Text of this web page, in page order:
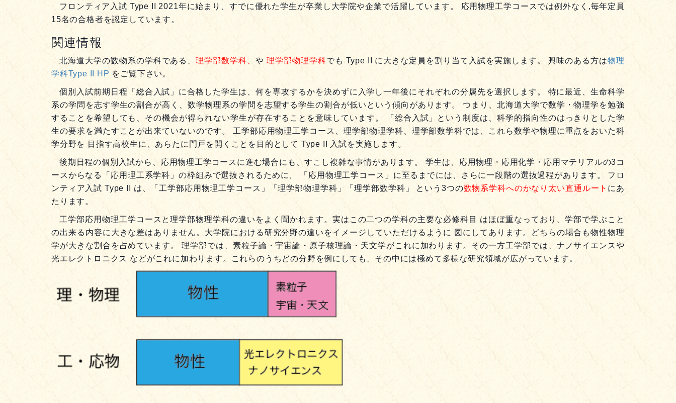
フロンティア入試 Type II 2021年に始まり、すでに優れた学生が卒業し大学院や企業で活躍しています。 応用物理工学コースでは例外なく,毎年定員
15名の合格者を認定しています。
関連情報
北海道大学の数物系の学科である、理学部数学科、や 理学部物理学科でも Type II に大きな定員を割り当て入試を実施します。 興味のある方は物理
学科Type II HP をご覧下さい。
個別入試前期日程「総合入試」に合格した学生は、何を専攻するかを決めずに入学し一年後にそれぞれの分属先を選択します。 特に最近、生命科学
系の学問を志す学生の割合が高く、数学物理系の学問を志望する学生の割合が低いという傾向があります。 つまり、北海道大学で数学・物理学を勉強
することを希望しても、その機会が得られない学生が存在することを意味しています。 「総合入試」という制度は、科学的指向性のはっきりとした学
生の要求を満たすことが出来ていないのです。 工学部応用物理工学コース、理学部物理学科、理学部数学科では、これら数学や物理に重点をおいた科
学分野を 目指す高校生に、あらたに門戸を開くことを目的として Type II 入試を実施します。
後期日程の個別入試から、応用物理工学コースに進む場合にも、すこし複雑な事情があります。 学生は、応用物理・応用化学・応用マテリアルの3コ
ースからなる「応用理工系学科」の枠組みで選抜されるために、 「応用物理工学コース」に至るまでには、さらに一段階の選抜過程があります。 フロ
ンティア入試 Type II は、「工学部応用物理工学コース」「理学部物理学科」「理学部数学科」 という3つの数物系学科へのかなり太い直通ルート にあ
たります。
工学部応用物理工学コースと理学部物理学科の違いをよく聞かれます。実はこの二つの学科の主要な必修科目 はほぼ重なっており、学部で学ぶこと
の出来る内容に大きな差はありません。大学院における研究分野の違いをイメージしていただけるように 図にしてあります。どちらの場合も物性物理
学が大きな割合を占めています。 理学部では、素粒子論・宇宙論・原子核理論・天文学がこれに加わります。その一方工学部では、ナノサイエンスや
光エレクトロニクス などがこれに加わります。これらのうちどの分野を例にしても、その中には極めて多様な研究領域が広がっています。